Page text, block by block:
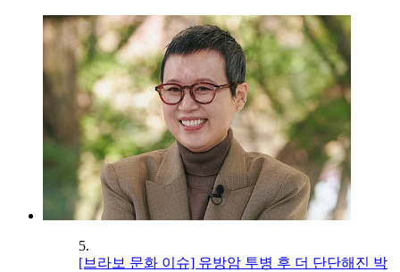
5.
[브라보 문화 이슈] 유방암 투병 후 더 단단해진 박